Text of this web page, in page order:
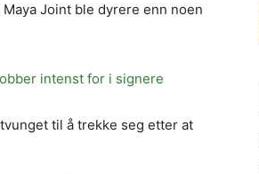
Joint ble dyrere enn noen
intenst for i signere
til å trekke seg etter at